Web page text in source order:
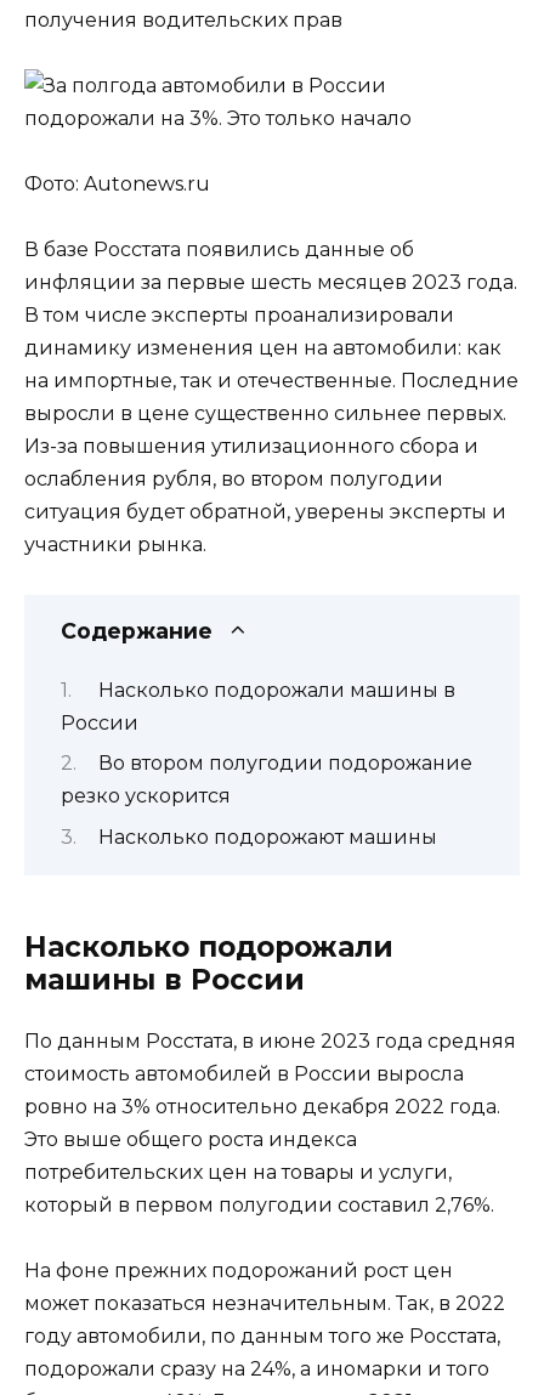
получения водительских прав
Фото: Autonews.ru
В базе Росстата появились данные об
инфляции за первые шесть месяцев 2023 года.
В том числе эксперты проанализировали
динамику изменения цен на автомобили: как
на импортные, так и отечественные. Последние
выросли в цене существенно сильнее первых.
Из-за повышения утилизационного сбора и
ослабления рубля, во втором полугодии
ситуация будет обратной, уверены эксперты и
участники рынка.
Содержание
Насколько подорожали машины в
России
Во втором полугодии подорожание
резко ускорится
Насколько подорожают машины
Насколько подорожали
машины в России
По данным Росстата, в июне 2023 года средняя
стоимость автомобилей в России выросла
ровно на 3% относительно декабря 2022 года.
Это выше общего роста индекса
потребительских цен на товары и услуги,
который в первом полугодии составил 2,76%.
На фоне прежних подорожаний рост цен
может показаться незначительным. Так, в 2022
году автомобили, по данным того же Росстата,
подорожали сразу на 24%, а иномарки и того